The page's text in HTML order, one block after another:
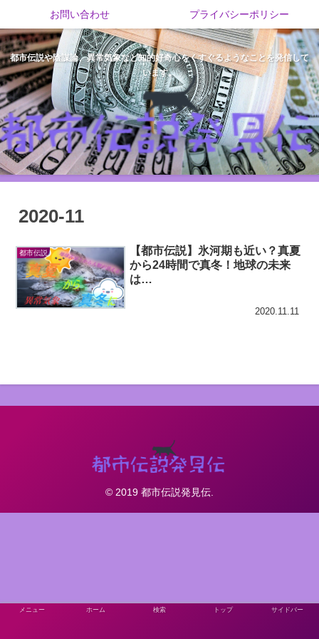
都市伝説や陰謀論、異常気象など知的好奇心をくすぐるようなことを発信して
います。
お問い合わせ プライバシーポリシー
2020-11
都市伝説
【都市伝説】氷河期も近い？真夏
から24時間で真冬！地球の未来
は…
2020.11.11
© 2019 都市伝説発見伝.
メニュー ホーム 検索 トップ サイドバー